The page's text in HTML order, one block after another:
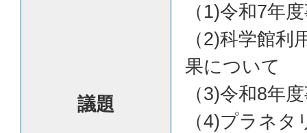
議題
（1)令和7年
（2)科学館利
果について
（3)令和8年
（4)プラネ